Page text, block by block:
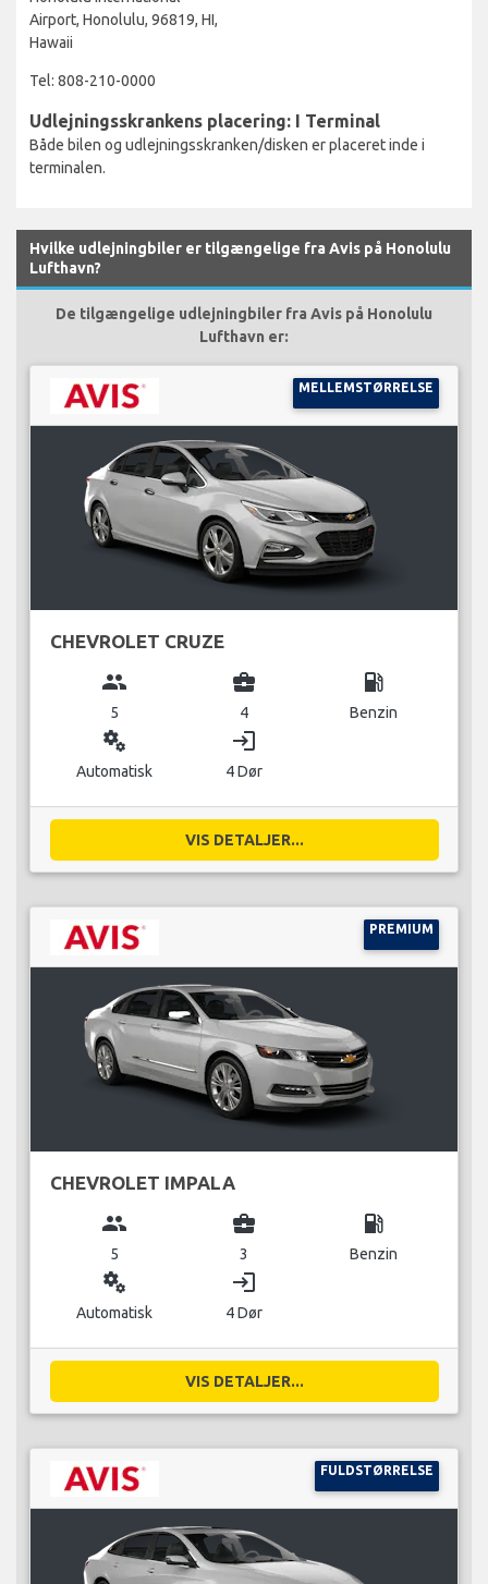
Airport, Honolulu, 96819, HI,
Hawaii
Tel: 808-210-0000
Udlejningsskrankens placering: I Terminal
Både bilen og udlejningsskranken/disken er placeret inde i
terminalen.
Hvilke udlejningbiler er tilgængelige fra Avis på Honolulu
Lufthavn?
De tilgængelige udlejningbiler fra Avis på Honolulu
Lufthavn er:
MELLEMSTØRRELSE
CHEVROLET CRUZE
group
5
business_center
4
local_gas_station
Benzin
miscellaneous_services
Automatisk
login
4 Dør
VIS DETALJER...
PREMIUM
CHEVROLET IMPALA
group
5
business_center
3
local_gas_station
Benzin
miscellaneous_services
Automatisk
login
4 Dør
VIS DETALJER...
FULDSTØRRELSE